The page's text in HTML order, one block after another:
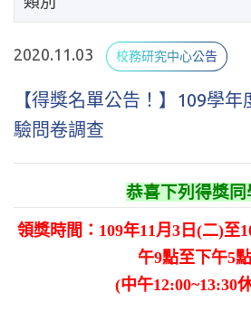
2020.11.03 校務研究中心公告
【得獎名單公告！】109學
驗問卷調查
恭喜下列得獎同
領獎時間： 10​9​年11月3日(二)至
午9點至下午​5​
(中午12:00~13:30